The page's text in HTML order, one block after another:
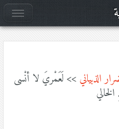
الذبياني >> لَعَمْريَ لا أنْسى